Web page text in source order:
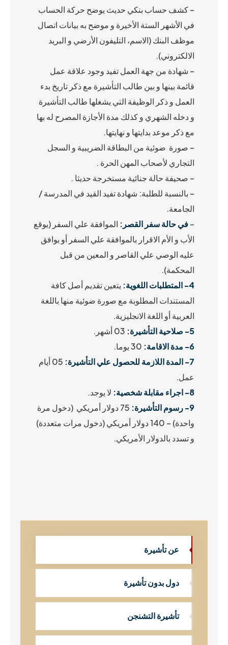
– كشف حساب بنكي حديث يوضح حركة الحساب
في الأشهر الستة الأخيرة و موضح به بيانات اتصال
موظف البنك (الاسم، التليفون الأرضي و البريد
الالكتروني).
– شهادة من جهة العمل تفيد وجود علاقة عمل
قائمة بينها و بين طالب التأشيرة مع ذكر تاريخ بدء
العمل و ذكر الوظيفة التي يشغلها طالب التأشيرة
و دخله الشهري و كذلك مدة الأجازة المصرح له بها
مع ذكر موعد بدايتها و نهايتها.
– صورة ضوئية من البطاقة الضريبية و السجل
التجاري لأصحاب المهن الحرة .
– صحيفة حالة جنائية مستخرجة حديثا .
– بالنسبة للطلبة: شهادة تفيد القيد في المدرسة /
الجامعة.
–في حالة سفر القصر: الموافقة علي السفر (يوقع
الأب و الأم الاقرار بالموافقة علي السفر أو يوافق
عليه الوصي علي القاصر و المعين من قبل
المحكمة).
4-
المتطلبات اللغوية: يتعين تقديم أصل كافة
المستندات المطلوبة مع صورة ضوئية منها باللغة
العربية أو اللغة الانجليزية.
5-
صلاحية التأشيرة:
6-
مدة الاقامة:
7-
المدة اللازمة للحصول علي التأشيرة:
05 أيام
عمل.
8-
اجراء مقابلة شخصية: لا يوجد.
9-
رسوم التأشيرة:
75 دولار أمريكي (دخول مرة
واحدة) – 140 دولار أمريكي (دخول مرات متعددة)
و تسدد بالدولار الأمريكي.
عن تأشيرة
دول بدون تأشيرة
تأشيرة التشنجن